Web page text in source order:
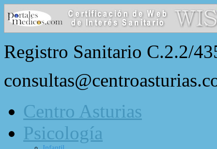
Registro Sanitario C.2.2/
Centro Asturias
Psicología